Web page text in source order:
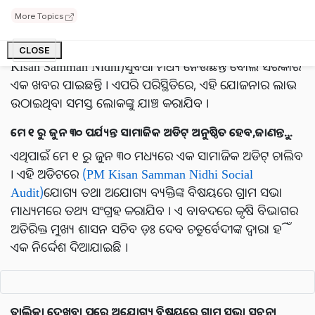
More Topics
CLOSE
ଏହି ସମୟରେ ପ୍ରଧାନମନ୍ତ୍ରୀ କିସାନ ସମାନ ନିଧି
ଅନେକ ଅଯୋଗ୍ୟ ଲୋକ କିସାନ୍ ସମାନ ନିଧି ଯୋଜନା (PM
Kisan Samman Nidhi)ସୁବିଧା ମଧ୍ୟ ନେଉଛନ୍ତି ବୋଲି ସରକାର
ଏକ ଖବର ପାଇଛନ୍ତି । ଏପରି ପରିସ୍ଥିତିରେ, ଏହି ଯୋଜନାର ଲାଭ
ଉଠାଇଥିବା ସମସ୍ତ ଲୋକଙ୍କୁ ଯାଞ୍ଚ କରାଯିବ ।
ମେ ୧ ରୁ ଜୁନ ୩୦ ପର୍ଯ୍ୟନ୍ତ ସାମାଜିକ ଅଡିଟ୍ ଅନୁଷ୍ଠିତ ହେବ,ଜାଣନ୍ତୁ...
ଏଥିପାଇଁ ମେ ୧ ରୁ ଜୁନ ୩୦ ମଧ୍ୟରେ ଏକ ସାମାଜିକ ଅଡିଟ୍ ଚାଲିବ
। ଏହି ଅଡିଟରେ (PM Kisan Samman Nidhi Social
Audit)ଯୋଗ୍ୟ ତଥା ଅଯୋଗ୍ୟ ବ୍ୟକ୍ତିଙ୍କ ବିଷୟରେ ଗ୍ରାମ ସଭା
ମାଧ୍ୟମରେ ତଥ୍ୟ ସଂଗ୍ରହ କରାଯିବ । ଏ ବାବଦରେ କୃଷି ବିଭାଗର
ଅତିରିକ୍ତ ମୁଖ୍ୟ ଶାସନ ସଚିବ ଡ଼ଃ ଦେବ ଚତୁର୍ବେଦୀଙ୍କ ଦ୍ୱାରା ହିଁ
ଏକ ନିର୍ଦ୍ଦେଶ ଦିଆଯାଇଛି ।
ତାଲିକା ଦେଖିବା ପରେ ଅଯୋଗ୍ୟ ବିଷୟରେ ଗ୍ରାମ ସଭା ସୂଚନା